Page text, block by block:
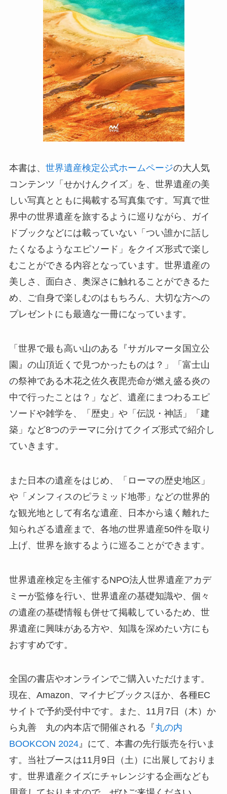
本書は、 世界遺産検定公式ホームページの大人気
コンテンツ「せかけんクイズ」を、世界遺産の美
しい写真とともに掲載する写真集です。写真で世
界中の世界遺産を旅するように巡りながら、ガイ
ドブックなどには載っていない「つい誰かに話し
たくなるようなエピソード」をクイズ形式で楽し
むことができる内容となっています。世界遺産の
美しさ、面白さ、奥深さに触れることができるた
め、ご自身で楽しむのはもちろん、大切な方への
プレゼントにも最適な一冊になっています。
「世界で最も高い山のある『サガルマータ国立公
園』の山頂近くで見つかったものは？」「富士山
の祭神である木花之佐久夜毘売命が燃え盛る炎の
中で行ったことは？」など、遺産にまつわるエピ
ソードや雑学を、「歴史」や「伝説・神話」「建
築」など8つのテーマに分けてクイズ形式で紹介し
ていきます。
また日本の遺産をはじめ、「ローマの歴史地区」
や「メンフィスのピラミッド地帯」などの世界的
な観光地として有名な遺産、日本から遠く離れた
知られざる遺産まで、各地の世界遺産50件を取り
上げ、世界を旅するように巡ることができます。
世界遺産検定を主催するNPO法人世界遺産アカデ
ミーが監修を行い、世界遺産の基礎知識や、個々
の遺産の基礎情報も併せて掲載しているため、世
界遺産に興味がある方や、知識を深めたい方にも
おすすめです。
全国の書店やオンラインでご購入いただけます。
現在、Amazon、マイナビブックスほか、各種EC
サイトで予約受付中です。また、11月7日（木）か
ら丸善 丸の内本店で開催される『丸の内
BOOKCON 2024』にて、本書の先行販売を行いま
す。当社ブースは11月9日（土）に出展しておりま
す。世界遺産クイズにチャレンジする企画なども